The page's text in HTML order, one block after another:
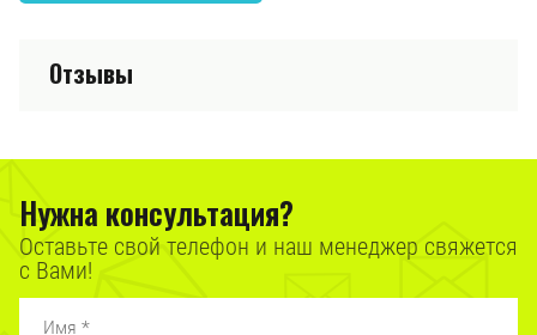
Отзывы
Нужна консультация?
Оставьте свой телефон и наш менеджер свяжется
с Вами!